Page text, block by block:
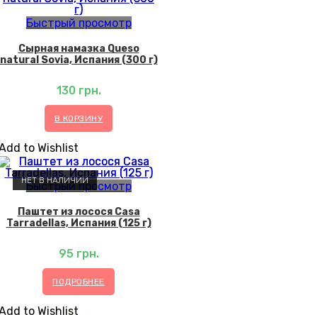
Быстрый просмотр
Сырная намазка Queso
natural Sovia, Испания (300 г)
130 грн.
В КОРЗИНУ
to Wishlist
НЕТ В НАЛИЧИИ
Быстрый просмотр
Паштет из лосося Casa
Tarradellas, Испания (125 г)
95 грн.
ПОДРОБНЕЕ
to Wishlist